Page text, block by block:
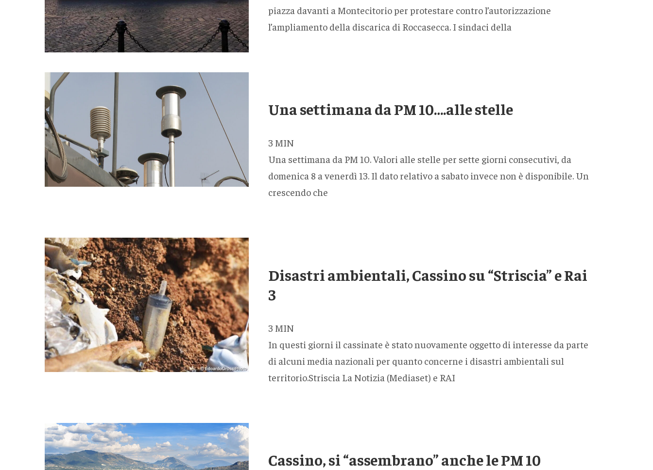
piazza davanti a Montecitorio per protestare contro l’autorizzazione
l’ampliamento della discarica di Roccasecca. I sindaci della
Una settimana da PM 10….alle stelle
3 MIN
Una settimana da PM 10. Valori alle stelle per sette giorni consecutivi, da
domenica 8 a venerdì 13. Il dato relativo a sabato invece non è disponibile. Un
crescendo che
Disastri ambientali, Cassino su “Striscia” e Rai
3
3 MIN
In questi giorni il cassinate è stato nuovamente oggetto di interesse da parte
di alcuni media nazionali per quanto concerne i disastri ambientali sul
territorio.Striscia La Notizia (Mediaset) e RAI
Cassino, si “assembrano” anche le PM 10